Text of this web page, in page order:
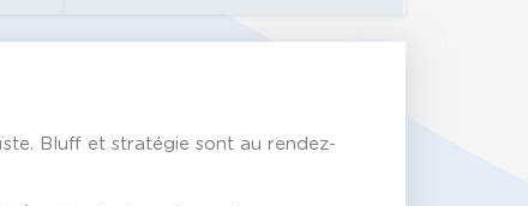
Bluff et stratégie sont au rendez-